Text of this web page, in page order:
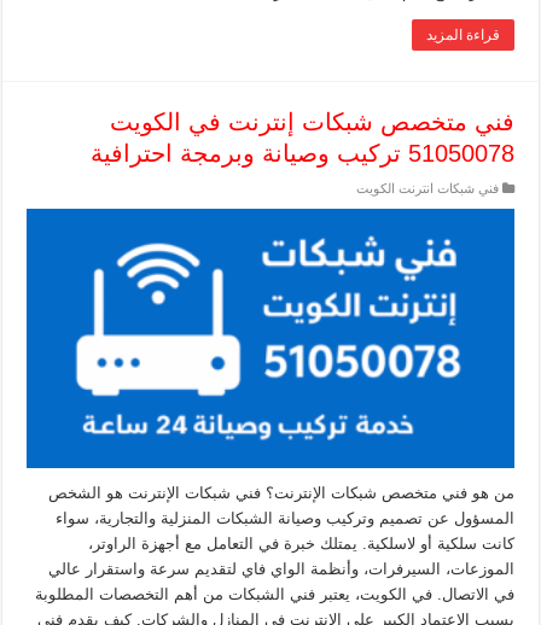
قراءة المزيد
فني متخصص شبكات إنترنت في الكويت
51050078 تركيب وصيانة وبرمجة احترافية
فني شبكات انترنت الكويت
من هو فني متخصص شبكات الإنترنت؟ فني شبكات الإنترنت هو الشخص
المسؤول عن تصميم وتركيب وصيانة الشبكات المنزلية والتجارية، سواء
كانت سلكية أو لاسلكية. يمتلك خبرة في التعامل مع أجهزة الراوتر،
الموزعات، السيرفرات، وأنظمة الواي فاي لتقديم سرعة واستقرار عالي
في الاتصال. في الكويت، يعتبر فني الشبكات من أهم التخصصات المطلوبة
بسبب الاعتماد الكبير على الإنترنت في المنازل والشركات. كيف يقدم فني